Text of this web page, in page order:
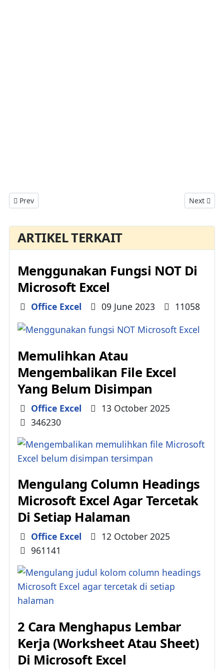
Previous article: Menambahkan Kalkulator Windows Di Quick
Prev Next
Next
ARTIKEL TERKAIT
Menggunakan Fungsi NOT Di
Microsoft Excel
Details
Office Excel 09 June 2023 11058
Memulihkan Atau
Mengembalikan File Excel
Yang Belum Disimpan
Details
Office Excel
13 October 2025
346230
Mengulang Column Headings
Microsoft Excel Agar Tercetak
Di Setiap Halaman
Details
Office Excel
12 October 2025
961141
2 Cara Menghapus Lembar
Kerja (Worksheet Atau Sheet)
Di Microsoft Excel